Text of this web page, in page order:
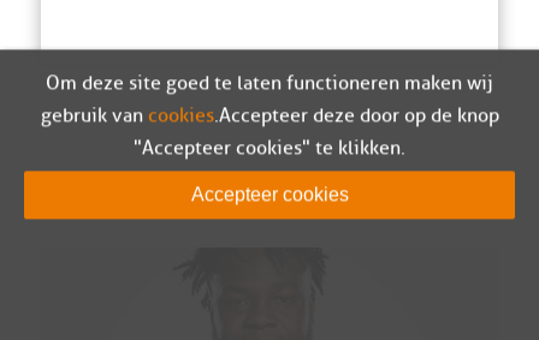
Om deze site goed te laten functioneren maken wij
gebruik van cookies. Accepteer deze door op de knop
"Accepteer cookies" te klikken.
Accepteer cookies